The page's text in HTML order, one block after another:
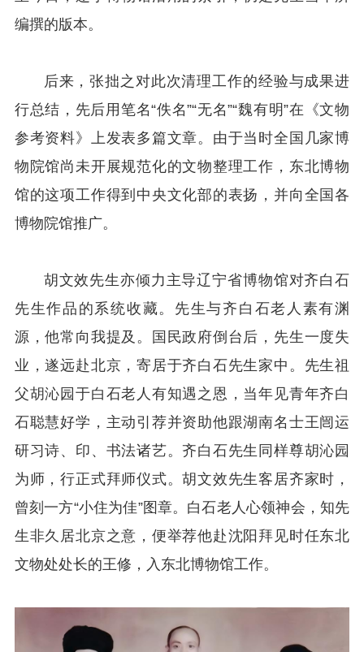
编撰的版本。
后来，张拙之对此次清理工作的经验与成果进
行总结，先后用笔名“佚名”“无名”“魏有明”在《文物
参考资料》上发表多篇文章。由于当时全国几家博
物院馆尚未开展规范化的文物整理工作，东北博物
馆的这项工作得到中央文化部的表扬，并向全国各
博物院馆推广。
胡文效先生亦倾力主导辽宁省博物馆对齐白石
先生作品的系统收藏。先生与齐白石老人素有渊
源，他常向我提及。国民政府倒台后，先生一度失
业，遂远赴北京，寄居于齐白石先生家中。先生祖
父胡沁园于白石老人有知遇之恩，当年见青年齐白
石聪慧好学，主动引荐并资助他跟湖南名士王闿运
研习诗、印、书法诸艺。齐白石先生同样尊胡沁园
为师，行正式拜师仪式。胡文效先生客居齐家时，
曾刻一方“小住为佳”图章。白石老人心领神会，知先
生非久居北京之意，便举荐他赴沈阳拜见时任东北
文物处处长的王修，入东北博物馆工作。